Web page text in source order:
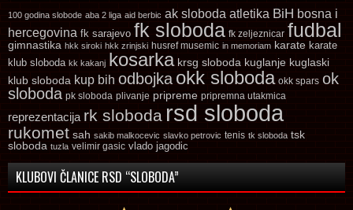
100 godina slobode aba 2 liga aid berbic ak sloboda atletika BiH bosna i
hercegovina fk sarajevo fk sloboda fk zeljeznicar fudbal
gimnastika hkk siroki hkk zrinjski husref musemic in memoriam karate karate
klub sloboda kk kakanj kosarka krsg sloboda kuglanje kuglaski
klub sloboda kup bih odbojka okk sloboda okk spars ok
sloboda pk sloboda plivanje pripreme pripremna utakmica
reprezentacija rk sloboda rsd sloboda
rukomet sah sakib malkocevic slavko petrovic tenis tk sloboda tsk
sloboda tuzla velimir gasic vlado jagodic
KLUBOVI ČLANICE RSD “SLOBODA”